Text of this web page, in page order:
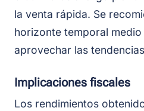
la venta rápida. Se
horizonte temporal
aprovechar las
Implicaciones fiscales
Los rendimientos